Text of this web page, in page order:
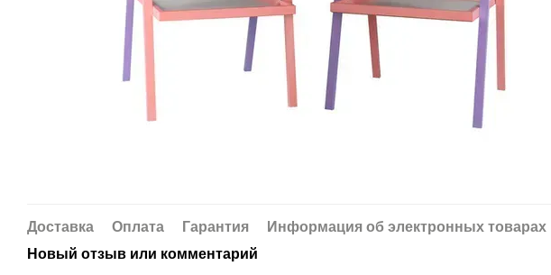
Доставка Оплата Гарантия
Информация об электронных товарах
Новый отзыв или комментарий